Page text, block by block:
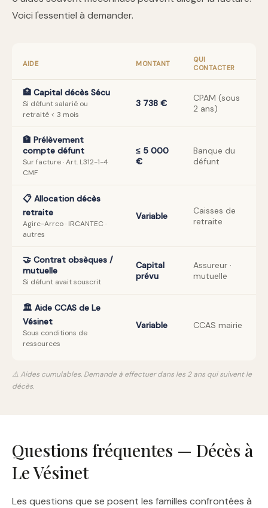
Voici l'essentiel à demander.
AIDE MONTANT
QUI
CONTACTER
🏥 Capital décès Sécu
Si défunt salarié ou
retraité < 3 mois
3 738 €
CPAM (sous
2 ans)
🏦 Prélèvement
compte défunt
Sur facture · Art. L312-1-4
CMF
≤ 5 000
€
Banque du
défunt
📋 Allocation décès
retraite
Agirc-Arrco · IRCANTEC ·
autres
Variable
Caisses de
retraite
🤝 Contrat obsèques /
mutuelle
Si défunt avait souscrit
Capital
prévu
Assureur ·
mutuelle
🏛️ Aide CCAS de Le
Vésinet
Sous conditions de
ressources
Variable CCAS mairie
⚠️ Aides cumulables. Demande à effectuer dans les 2 ans qui suivent le
décès.
Questions fréquentes — Décès à
Le Vésinet
Les questions que se posent les familles confrontées à